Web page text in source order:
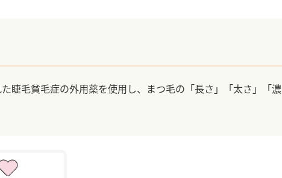
睫毛貧毛症の外用薬を使用し、まつ毛の「長さ」「太さ」「濃